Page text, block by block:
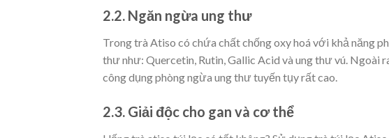
2.2. Ngăn ngừa ung thư
Trong trà Atiso có chứa chất chống oxy hoá với khả năng
thư như: Quercetin, Rutin, Gallic Acid và ung thư vú. Ngoài
công dụng phòng ngừa ung thư tuyến tụy rất cao.
2.3. Giải độc cho gan và cơ thể